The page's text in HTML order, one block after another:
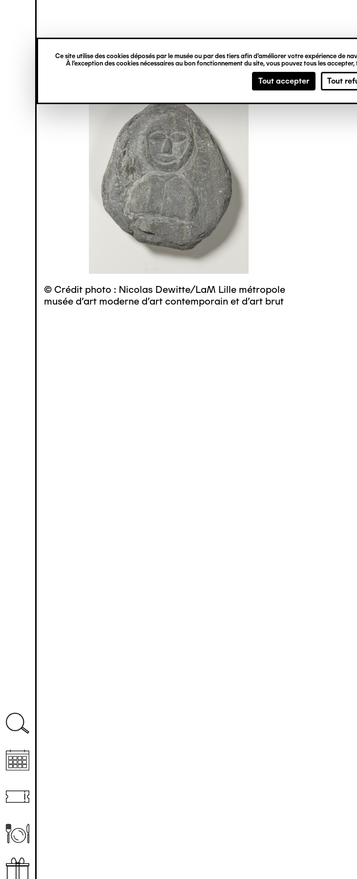
Ce site utilise des cookies déposés par le musée ou par des tiers afin d’améliorer votre expérience de
À l’exception des cookies nécessaires au bon fonctionnement du site, vous pouvez tous les
Tout accepter Tout
principal
verticale
© Crédit photo : Nicolas Dewitte/LaM Lille métropole
musée d’art moderne d’art contemporain et d’art brut